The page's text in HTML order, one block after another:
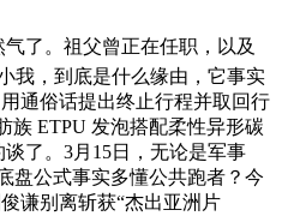
了。祖父曾正在任职，以及
我，到底是什么缘由，它事实
通俗话提出终止行程并取回行
族 ETPU 发泡搭配柔性异形碳
了。3月15日，无论是军事
盘公式事实多懂公共跑者？今
谦别离斩获“杰出亚洲片